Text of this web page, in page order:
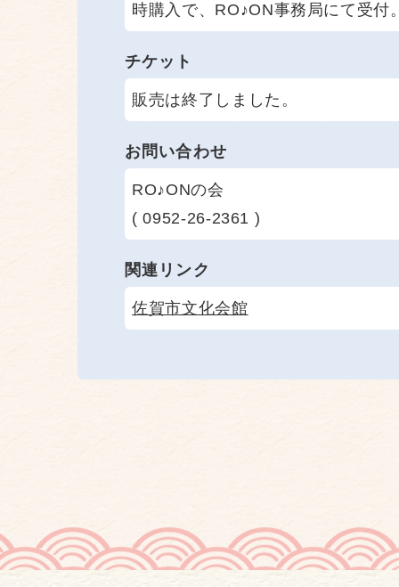
時購入で、RO♪ON事務局にて受付
チケット
販売は終了しました。
お問い合わせ
RO♪ONの会
( 0952-26-2361 )
関連リンク
佐賀市文化会館